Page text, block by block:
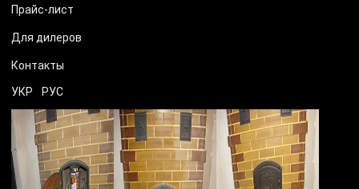
Прайс-лист
Для дилеров
Контакты
УКР РУС